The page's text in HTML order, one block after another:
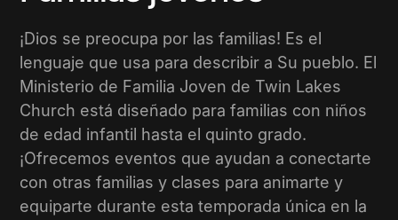
¡Dios se preocupa por las familias! Es el
lenguaje que usa para describir a Su pueblo. El
Ministerio de Familia Joven de Twin Lakes
Church está diseñado para familias con niños
de edad infantil hasta el quinto grado.
¡Ofrecemos eventos que ayudan a conectarte
con otras familias y clases para animarte y
equiparte durante esta temporada única en la